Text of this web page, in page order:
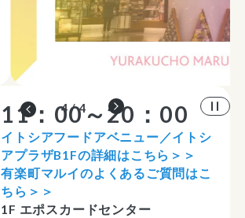
4 / 4
11：00～20：00
イトシアフードアベニュー／イトシ
アプラザB1Fの詳細はこちら＞＞
有楽町マルイのよくあるご質問はこ
ちら＞＞
1F エポスカードセンター